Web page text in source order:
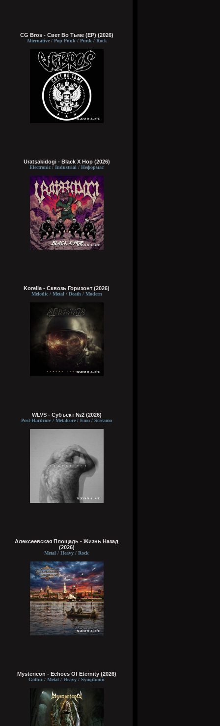
CG Bros - Свет Во Тьме (EP) (2026)
Alternative / Pop Punk / Punk / Rock
Uratsakidogi - Black X Hop (2026)
Electronic / Industrial / Неформат
Korella - Сквозь Горизонт (2026)
Melodic / Metal / Death / Modern
WLVS - Субъект №2 (2026)
Post-Hardcore / Metalcore / Emo / Screamo
Алексеевская Площадь - Жизнь Назад
(2026)
Metal / Heavy / Rock
Mystericon - Echoes Of Eternity (2026)
Gothic / Metal / Heavy / Symphonic